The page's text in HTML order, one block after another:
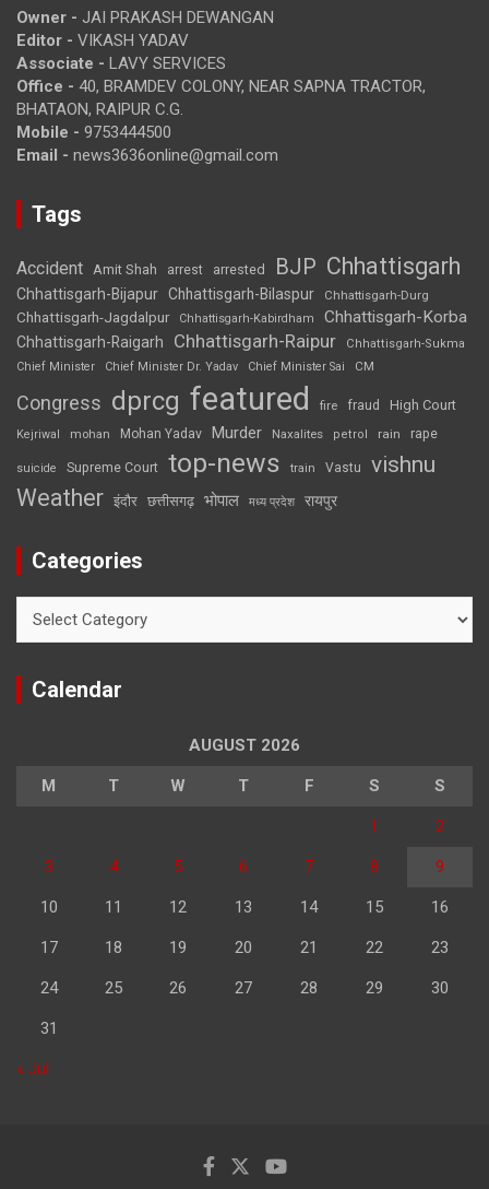
Owner - JAI PRAKASH DEWANGAN
Editor - VIKASH YADAV
Associate - LAVY SERVICES
Office - 40, BRAMDEV COLONY, NEAR SAPNA TRACTOR,
BHATAON, RAIPUR C.G.
Mobile - 9753444500
Email - news3636online@gmail.com
Tags
Accident Amit Shah arrest arrested BJP Chhattisgarh
Chhattisgarh-Bijapur Chhattisgarh-Bilaspur Chhattisgarh-Durg
Chhattisgarh-Jagdalpur Chhattisgarh-Kabirdham Chhattisgarh-Korba
Chhattisgarh-Raigarh Chhattisgarh-Raipur
Chhattisgarh-Sukma
Chief Minister
Chief Minister Dr. Yadav Chief Minister Sai CM
Congress dprcg featured fire fraud High Court
Kejriwal mohan Mohan Yadav Murder Naxalites petrol rain rape
suicide Supreme Court top-news train Vastu vishnu
Weather इंदौर छत्तीसगढ़ भोपाल मध्य प्रदेश रायपुर
Categories
Calendar
AUGUST 2026
M T W T F S S
1 2
3 4 5 6 7 8 9
10 11 12 13 14 15 16
17 18 19 20 21 22 23
24 25 26 27 28 29 30
31
« Jul